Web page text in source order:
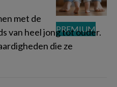
met de
van heel jong tot ouder.
die ze